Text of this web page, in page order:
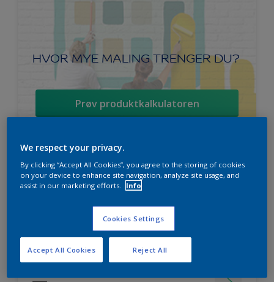
HVOR MYE MALING TRENGER DU?
Prøv produktkalkulatoren
Ambiance Endless Sky takmaling
For beste sluttresultat
We respect your privacy.
By clicking “Accept All Cookies”, you agree to the storing of cookies
on your device to enhance site navigation, analyze site usage, and
assist in our marketing efforts.
Info
Cookies Settings
Reject All
Accept All Cookies